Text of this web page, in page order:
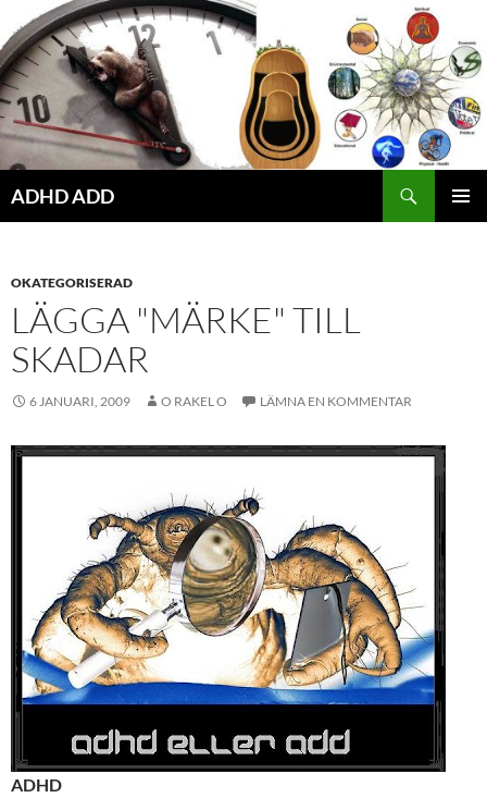
Hoppa
till
innehåll
ADHD ADD
OKATEGORISERAD
LÄGGA "MÄRKE" TILL
SKADAR
6 JANUARI, 2009 O RAKEL O LÄMNA EN KOMMENTAR
ADHD